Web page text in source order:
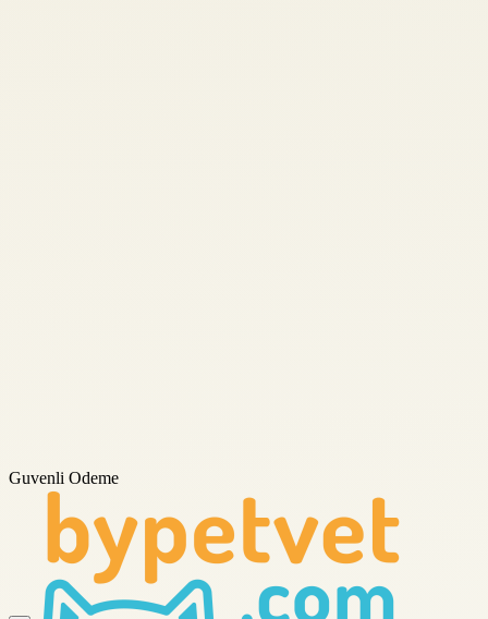
Guvenli Odeme